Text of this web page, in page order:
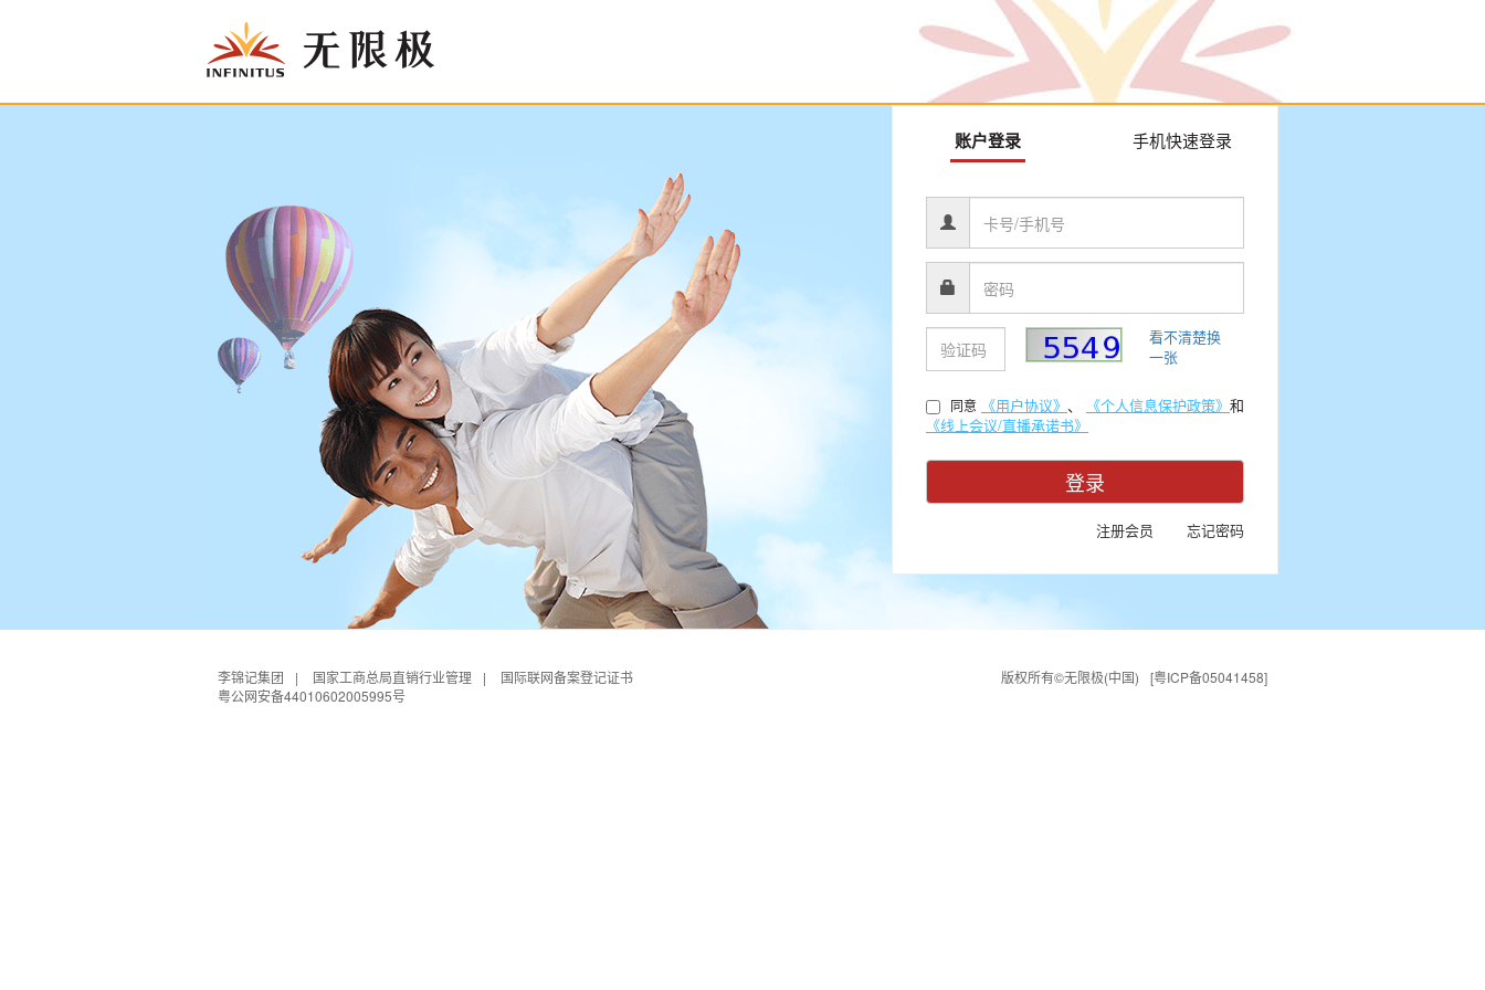
账户登录 手机快速登录
看不清楚换
一张
同意 《用户协议》 、 《个人信息保护政策》 和
《线上会议/直播承诺书》
登录
忘记密码
注册会员
李锦记集团 | 国家工商总局直销行业管理 | 国际联网备案登记证书 版权所有©无限极(中国)
[粤ICP备05041458]
粤公网安备44010602005995号